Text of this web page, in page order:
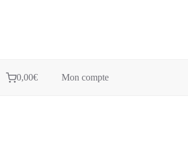
0,00€ Mon compte